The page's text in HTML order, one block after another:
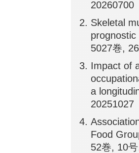
20260700
Skeletal
5027巻,
Impact of
a
20251027
Food
52巻, 10